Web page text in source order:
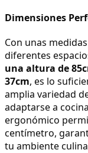
Dimensiones
Con unas
diferentes
una altura de
37cm, es lo
amplia variedad
adaptarse a
ergonómico
centímetro,
tu ambiente